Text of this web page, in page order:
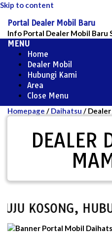
Skip to content
Portal Dealer Mobil Baru
Info Portal Dealer Mobil Baru
MENU
Home
Dealer Mobil
Hubungi Kami
Area
Close Menu
Homepage / Daihatsu /
DEALER
KOSONG,